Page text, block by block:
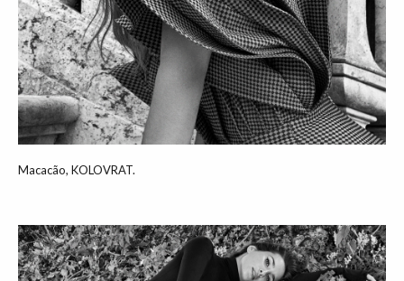
Macacão, KOLOVRAT.